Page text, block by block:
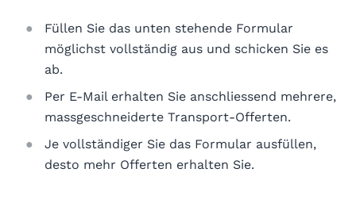
Füllen Sie das unten stehende Formular
möglichst vollständig aus und schicken Sie es
ab.
Per E-Mail erhalten Sie anschliessend mehrere,
massgeschneiderte Transport-Offerten.
Je vollständiger Sie das Formular ausfüllen,
desto mehr Offerten erhalten Sie.